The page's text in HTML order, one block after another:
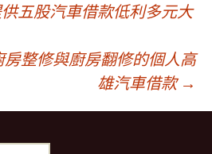
五股汽車借款低利多元大
整修與廚房翻修的個人高
雄汽車借款 →